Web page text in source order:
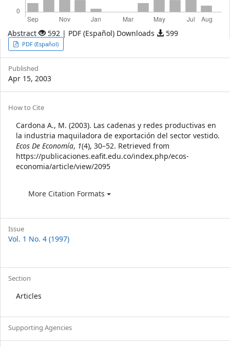
Abstract 592 | PDF (Español) Downloads 599
Article
Sidebar
PDF (Español)
Published
Apr 15, 2003
Article
Details
How to Cite
Cardona A., M. (2003). Las cadenas y redes productivas en
la industria maquiladora de exportación del sector vestido.
Ecos De Economía, 1(4), 30–52. Retrieved from
https://publicaciones.eafit.edu.co/index.php/ecos-
economia/article/view/2095
More Citation Formats
Issue
Vol. 1 No. 4 (1997)
Section
Articles
Supporting Agencies